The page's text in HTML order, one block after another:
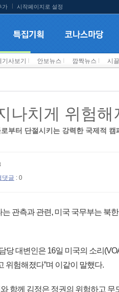
가 시작페이지로 설정
기사보기 안보뉴스 깜짝뉴스 시
나치게 위험해
부터 단절시키는 강력한 국제적 캠
댓글 : 0
관측과 관련, 미국 국무부는 북
대변인은 16일 미국의 소리
위험해졌다”며 이같이 말했다.
함께 김정은 정권의 위험하고 무